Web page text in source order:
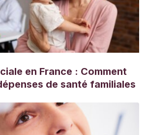
en France : Comment
de santé familiales